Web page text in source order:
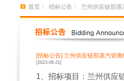
首页 〉 招标公告 〉 兰州供应链部
[招标公告] 兰州供应链部蒸汽管
[2023-06-21]
1 、招标项目： 兰州供应